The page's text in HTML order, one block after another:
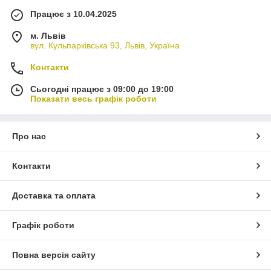
Працює з 10.04.2025
м. Львів
вул. Кульпарківська 93, Львів, Україна
Контакти
Сьогодні працює з 09:00 до 19:00
Показати весь графік роботи
Про нас
Контакти
Доставка та оплата
Графік роботи
Повна версія сайту